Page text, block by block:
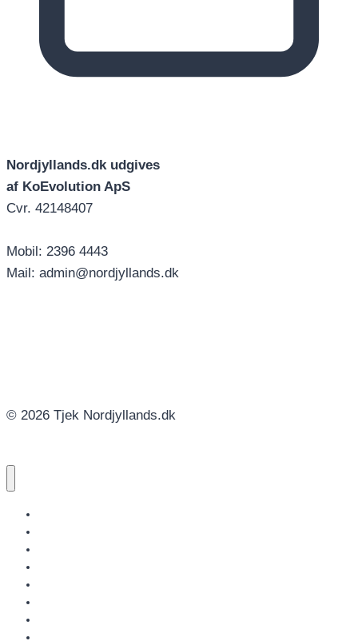
Nordjyllands.dk udgives
af KoEvolution ApS
Cvr. 42148407
Mobil: 2396 4443
Mail: admin@nordjyllands.dk
© 2026 Tjek Nordjyllands.dk